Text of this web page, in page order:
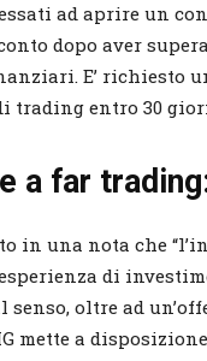
ad aprire un
dopo aver
E’ richiesto
trading entro 30
a far
in una nota che
di
senso, oltre ad
mette a